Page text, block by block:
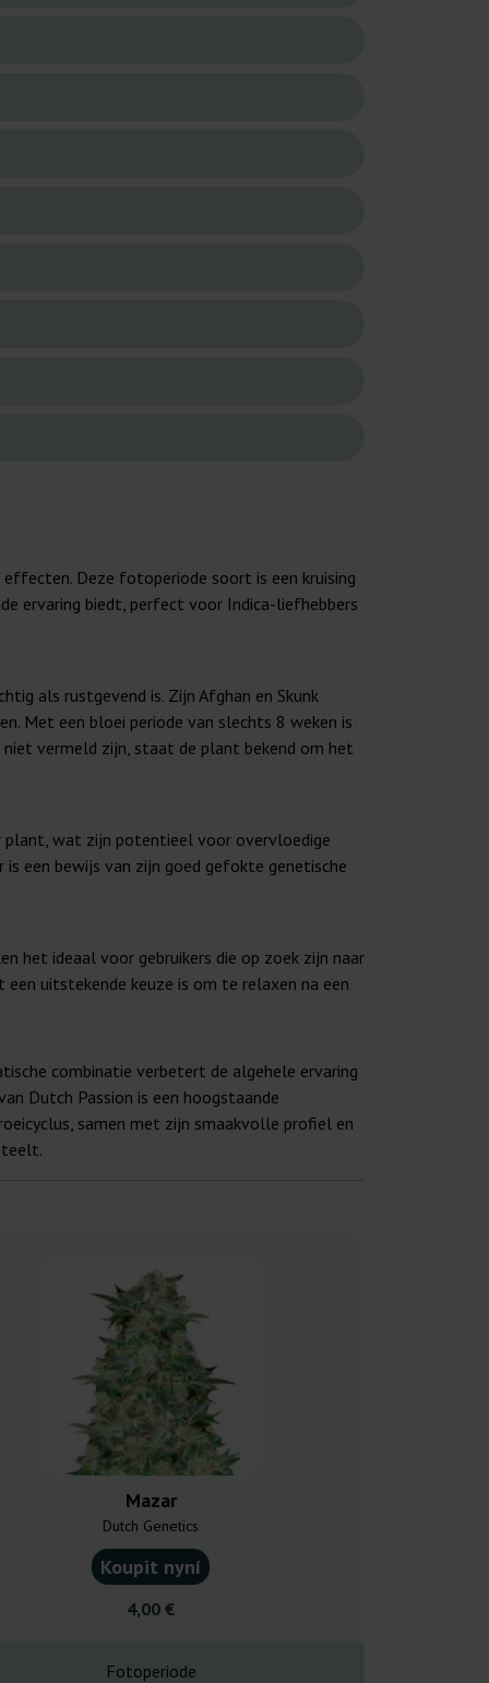
effecten. Deze fotoperiode soort is een kruising
ervaring biedt, perfect voor Indica-liefhebbers
als rustgevend is. Zijn Afghan en Skunk
Met een bloei periode van slechts 8 weken is
vermeld zijn, staat de plant bekend om het
plant, wat zijn potentieel voor overvloedige
een bewijs van zijn goed gefokte genetische
het ideaal voor gebruikers die op zoek zijn naar
uitstekende keuze is om te relaxen na een
combinatie verbetert de algehele ervaring
Dutch Passion is een hoogstaande
samen met zijn smaakvolle profiel en
teelt.
Mazar
Dutch Genetics
Koupit nyní
4,00 €
Fotoperiode